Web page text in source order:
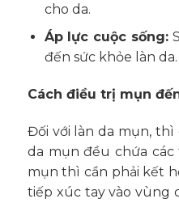
cho da.
Áp lực cuộc sống:
đến sức khỏe làn
Cách điều trị mụn
Đối với làn da mụn, thì
da mụn đều chứa
mụn thì cần phải kết
tiếp xúc tay vào vùng